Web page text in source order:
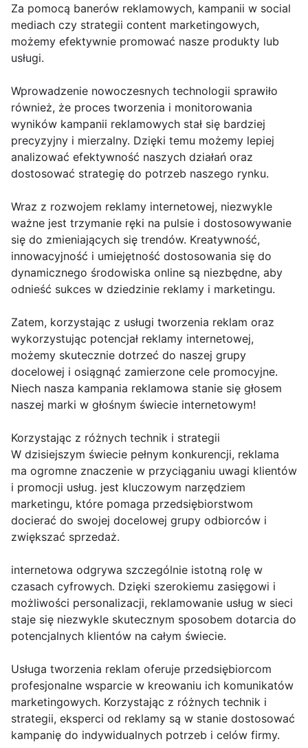
Za pomocą banerów reklamowych, kampanii w social
mediach czy strategii content marketingowych,
możemy efektywnie promować nasze produkty lub
usługi.
Wprowadzenie nowoczesnych technologii sprawiło
również, że proces tworzenia i monitorowania
wyników kampanii reklamowych stał się bardziej
precyzyjny i mierzalny. Dzięki temu możemy lepiej
analizować efektywność naszych działań oraz
dostosować strategię do potrzeb naszego rynku.
Wraz z rozwojem reklamy internetowej, niezwykle
ważne jest trzymanie ręki na pulsie i dostosowywanie
się do zmieniających się trendów. Kreatywność,
innowacyjność i umiejętność dostosowania się do
dynamicznego środowiska online są niezbędne, aby
odnieść sukces w dziedzinie reklamy i marketingu.
Zatem, korzystając z usługi tworzenia reklam oraz
wykorzystując potencjał reklamy internetowej,
możemy skutecznie dotrzeć do naszej grupy
docelowej i osiągnąć zamierzone cele promocyjne.
Niech nasza kampania reklamowa stanie się głosem
naszej marki w głośnym świecie internetowym!
Korzystając z różnych technik i strategii
W dzisiejszym świecie pełnym konkurencji, reklama
ma ogromne znaczenie w przyciąganiu uwagi klientów
i promocji usług. jest kluczowym narzędziem
marketingu, które pomaga przedsiębiorstwom
docierać do swojej docelowej grupy odbiorców i
zwiększać sprzedaż.
internetowa odgrywa szczególnie istotną rolę w
czasach cyfrowych. Dzięki szerokiemu zasięgowi i
możliwości personalizacji, reklamowanie usług w sieci
staje się niezwykle skutecznym sposobem dotarcia do
potencjalnych klientów na całym świecie.
Usługa tworzenia reklam oferuje przedsiębiorcom
profesjonalne wsparcie w kreowaniu ich komunikatów
marketingowych. Korzystając z różnych technik i
strategii, eksperci od reklamy są w stanie dostosować
kampanię do indywidualnych potrzeb i celów firmy.